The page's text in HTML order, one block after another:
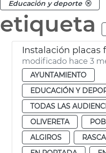
Educación y deporte
etiqueta
modificado hace 3
AYUNTAMIENTO
EDUCACIÓN Y
TODAS LAS
OLIVERETA
ALGIROS